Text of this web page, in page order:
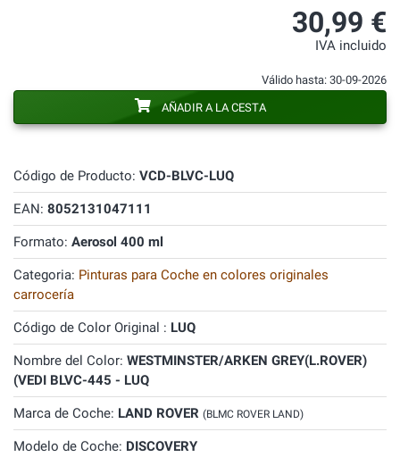
Código de Producto: VCD-BLVC-LUQ
EAN: 8052131047111
Formato: Aerosol 400 ml
Categoria: Pinturas para Coche en colores originales
carrocería
Código de Color Original : LUQ
Nombre del Color: WESTMINSTER/ARKEN GREY(L.ROVER)
(VEDI BLVC-445 - LUQ
Marca de Coche: LAND ROVER (BLMC ROVER LAND)
Modelo de Coche: DISCOVERY
30,99 €
IVA incluido
Válido hasta: 30-09-2026
AÑADIR A LA CESTA